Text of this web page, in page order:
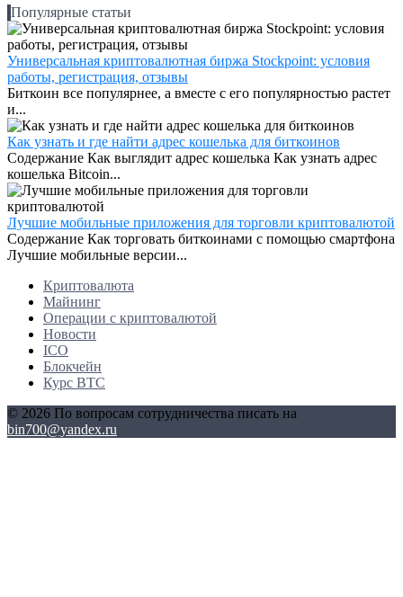
Популярные статьи
Универсальная криптовалютная биржа Stockpoint: условия
работы, регистрация, отзывы
Биткоин все популярнее, а вместе с его популярностью растет
и...
Как узнать и где найти адрес кошелька для биткоинов
Содержание Как выглядит адрес кошелька Как узнать адрес
кошелька Bitcoin...
Лучшие мобильные приложения для торговли криптовалютой
Содержание Как торговать биткоинами с помощью смартфона
Лучшие мобильные версии...
Криптовалюта
Майнинг
Операции с криптовалютой
Новости
ICO
Блокчейн
Курс BTC
© 2026 По вопросам сотрудничества писать на
bin700@yandex.ru